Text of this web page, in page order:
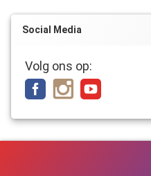
Social Media
Volg ons op: